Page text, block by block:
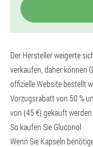
Der Hersteller weigerte
verkaufen, daher können
offizielle Website bestellt
Vorzugsrabatt von 50 %
von {45 €} gekauft werden.
So kaufen Sie Gluconol
Wenn Sie Kapseln